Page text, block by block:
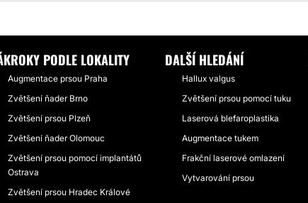
PODLE LOKALITY
Augmentace prsou Praha
Zvětšení ňader Brno
Zvětšení prsou Plzeň
Zvětšení ňader Olomouc
Zvětšení prsou pomocí implantátů
Ostrava
Zvětšení prsou Hradec Králové
DALŠÍ HLEDÁNÍ
Hallux valgus
Zvětšení prsou pomocí tuku
Laserová blefaroplastika
Augmentace tukem
Frakční laserové omlazení
Vytvarování prsou